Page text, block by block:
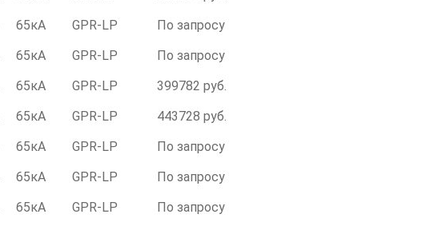
65кА GPR-LР
По запросу
65кА GPR-LР
По запросу
65кА GPR-LР
399782 руб.
65кА GPR-LР
443728 руб.
65кА GPR-LР
По запросу
65кА GPR-LР
По запросу
65кА GPR-LР
По запросу